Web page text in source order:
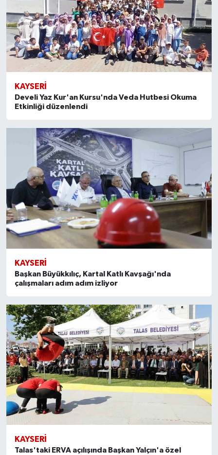
KAYSERI
Develi Yaz Kur'an Kursu'nda Veda Hutbesi Okuma
Etkinliği düzenlendi
KAYSERI
Başkan Büyükkılıç, Kartal Katlı Kavşağı'nda
çalışmaları adım adım izliyor
KAYSERI
Talas'taki ERVA açılışında Başkan Yalçın'a özel